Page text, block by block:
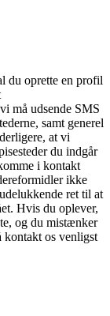
du oprette en profil
må udsende SMS
samt generel
at vi
du indgår
i kontakt
ikke
ret til at
Hvis du oplever,
og du mistænker
kontakt os venligst